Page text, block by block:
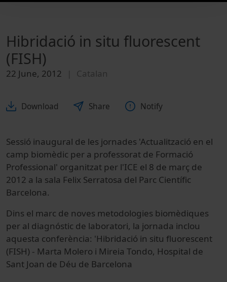
Hibridació in situ fluorescent
(FISH)
22 June, 2012 Catalan
Download Share Notify
Sessió inaugural de les jornades 'Actualització en el
camp biomèdic per a professorat de Formació
Professional' organitzat per l'ICE el 8 de març de
2012 a la sala Felix Serratosa del Parc Científic
Barcelona.
Dins el marc de noves metodologies biomèdiques
per al diagnóstic de laboratori, la jornada inclou
aquesta conferència: 'Hibridació in situ fluorescent
(FISH) - Marta Molero i Mireia Tondo, Hospital de
Sant Joan de Déu de Barcelona